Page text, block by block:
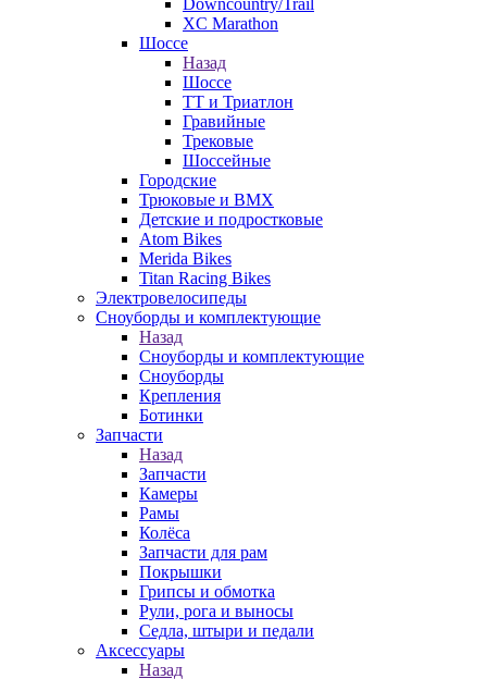
Downcountry/Trail
XC Marathon
Шоссе
Назад
Шоссе
ТТ и Триатлон
Гравийные
Трековые
Шоссейные
Городские
Трюковые и BMX
Детские и подростковые
Atom Bikes
Merida Bikes
Titan Racing Bikes
Электровелосипеды
Cноуборды и комплектующие
Назад
Cноуборды и комплектующие
Сноуборды
Крепления
Ботинки
Запчасти
Назад
Запчасти
Камеры
Рамы
Колёса
Запчасти для рам
Покрышки
Грипсы и обмотка
Рули, рога и выносы
Седла, штыри и педали
Аксессуары
Назад